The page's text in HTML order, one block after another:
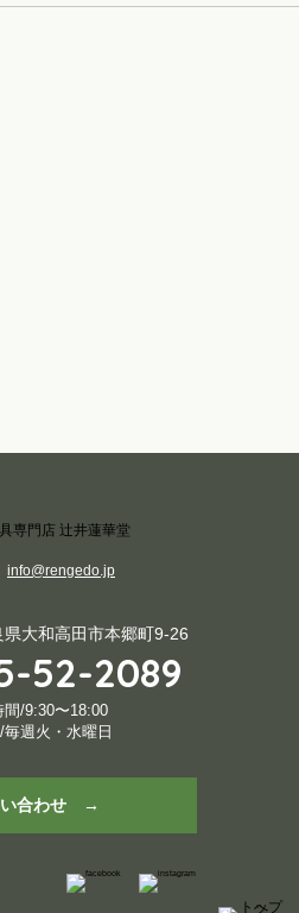
info@rengedo.jp
大和高田市本郷町9-26
52-2089
間/9:30〜18:00
毎週火・水曜日
い合わせ →